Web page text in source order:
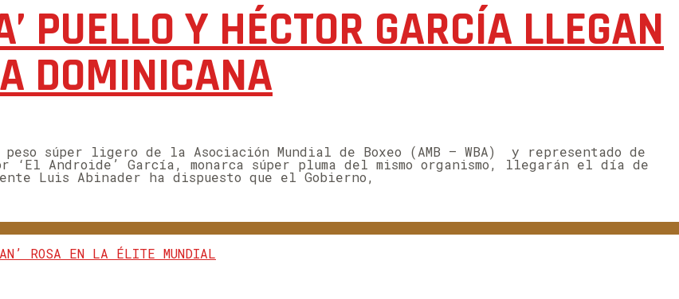
PUELLO Y HÉCTOR GARCÍA LLEGAN
DOMINICANA
súper ligero de la Asociación Mundial de Boxeo (AMB – WBA) y representado de
‘El Androide’ García, monarca súper pluma del mismo organismo, llegarán el día de
Luis Abinader ha dispuesto que el Gobierno,